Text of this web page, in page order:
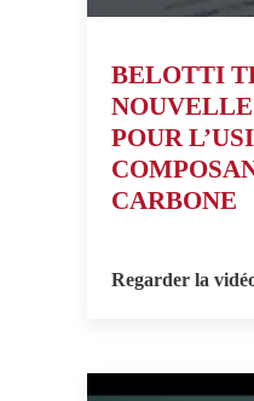
BELOTTI
POUR
CARBONE
Regarder la